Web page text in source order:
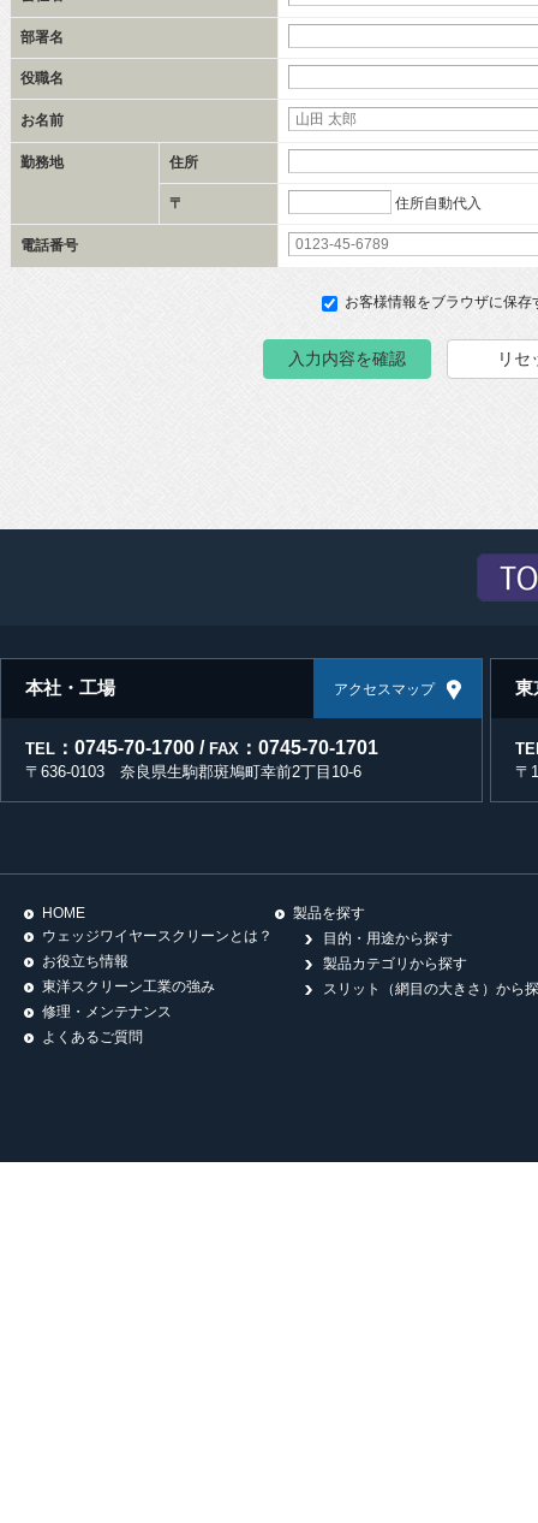
部署名
役職名
お名前
勤務地 住所
〒 住所自動代入
電話番号
お客様情報をブラウザに保存
入力内容を確認 リセ
本社・工場 アクセスマップ
TEL ：0745-70-1700 / FAX ：0745-70-1701
〒636-0103 奈良県生駒郡斑鳩町幸前2丁目10-6
東
〒
HOME
ウェッジワイヤースクリーンとは？
お役立ち情報
東洋スクリーン工業の強み
修理・メンテナンス
よくあるご質問
製品を探す
目的・用途から探す
製品カテゴリから探す
スリット（網目の大きさ）から